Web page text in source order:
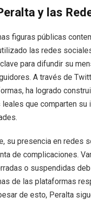
y las
figuras públicas
las redes
para difundir su
A través de
ha logrado
que comparten su
su presencia en redes
de complicaciones.
o suspendidas
de las plataformas
de esto, Peralta